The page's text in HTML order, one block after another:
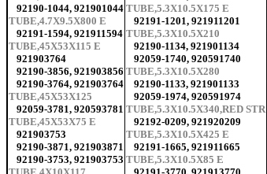
92190-1044, 921901044
TUBE,4.7X9.5X800 E
92191-1594, 921911594
TUBE,45X53X115 E
921903764
92190-3856, 921903856
92190-3764, 921903764
TUBE,45X53X125
92059-3781, 920593781
TUBE,45X53X75 E
921903753
92190-3871, 921903871
92190-3753, 921903753
TUBE,5.3X10.5X175 E
92191-1201, 921911201
TUBE,5.3X10.5X210
92190-1134, 921901134
92059-1740, 920591740
TUBE,5.3X10.5X280
92190-1133, 921901133
92059-1974, 920591974
TUBE,5.3X10.5X340,RED STR
92192-0209, 921920209
TUBE,5.3X10.5X425 E
92191-1665, 921911665
TUBE,5.3X10.5X85 E